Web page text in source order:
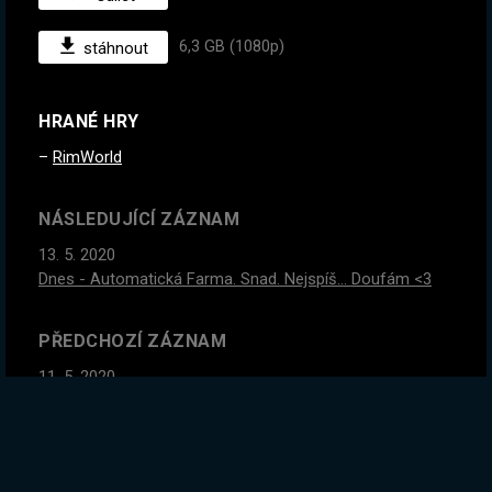
stáhnout 6,3 GB (1080p)
HRANÉ HRY
RimWorld
NÁSLEDUJÍCÍ ZÁZNAM
13. 5. 2020
Dnes - Automatická Farma. Snad. Nejspíš... Doufám <3
PŘEDCHOZÍ ZÁZNAM
11. 5. 2020